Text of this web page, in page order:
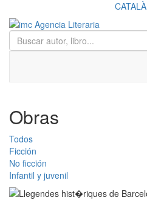
CATALÀ
Obras
Todos
Ficción
No ficción
Infantil y juvenil